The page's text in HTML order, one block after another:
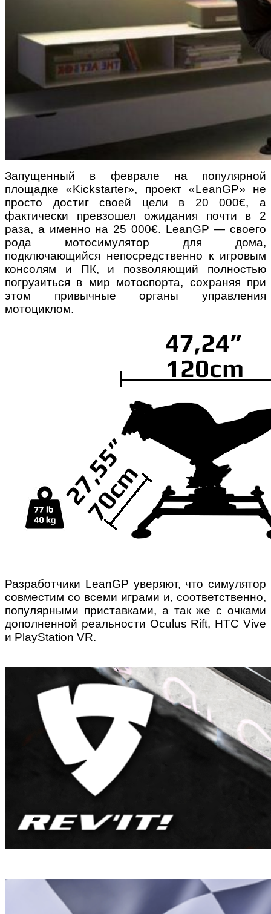
Запущенный в феврале на популярной
площадке «Kickstarter», проект «LeanGP» не
просто достиг своей цели в 20 000€, а
фактически превзошел ожидания почти в 2
раза, а именно на 25 000€. LeanGP — своего
рода мотосимулятор для дома,
подключающийся непосредственно к игровым
консолям и ПК, и позволяющий полностью
погрузиться в мир мотоспорта, сохраняя при
этом привычные органы управления
мотоциклом.
Разработчики LeanGP уверяют, что симулятор
совместим со всеми играми и, соответственно,
популярными приставками, а так же с очками
дополненной реальности Oculus Rift, HTC Vive
и PlayStation VR.